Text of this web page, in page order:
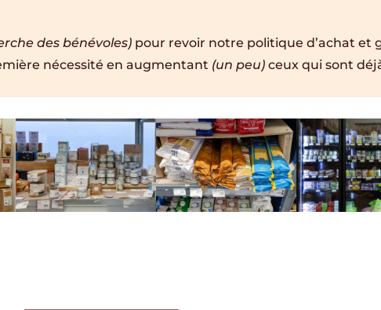
des bénévoles)pour revoir notre politique d’achat et
nécessité en augmentant (un peu)ceux qui sont